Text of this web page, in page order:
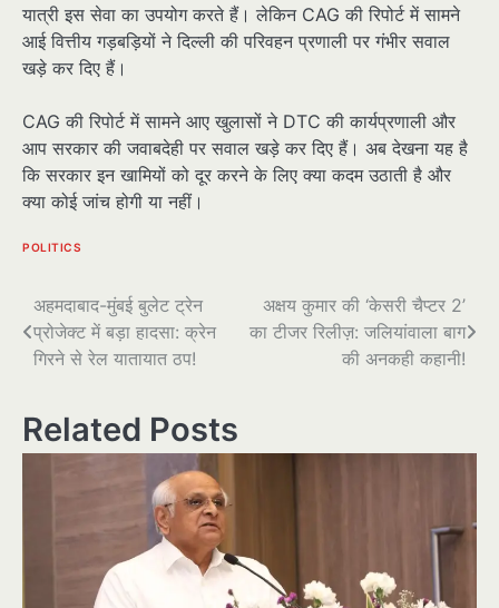
यात्री इस सेवा का उपयोग करते हैं। लेकिन CAG की रिपोर्ट में सामने
आई वित्तीय गड़बड़ियों ने दिल्ली की परिवहन प्रणाली पर गंभीर सवाल
खड़े कर दिए हैं।
CAG की रिपोर्ट में सामने आए खुलासों ने DTC की कार्यप्रणाली और
आप सरकार की जवाबदेही पर सवाल खड़े कर दिए हैं। अब देखना यह है
कि सरकार इन खामियों को दूर करने के लिए क्या कदम उठाती है और
क्या कोई जांच होगी या नहीं।
POLITICS
पोस्ट
नेविगेशन
अहमदाबाद-मुंबई बुलेट ट्रेन
प्रोजेक्ट में बड़ा हादसा: क्रेन
गिरने से रेल यातायात ठप!
अक्षय कुमार की ‘केसरी चैप्टर 2’
का टीजर रिलीज़: जलियांवाला बाग
की अनकही कहानी!
Related Posts